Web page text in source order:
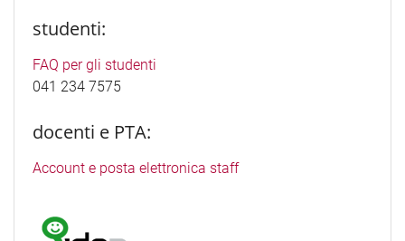
studenti:
FAQ per gli studenti
041 234 7575
docenti e PTA:
Account e posta elettronica staff